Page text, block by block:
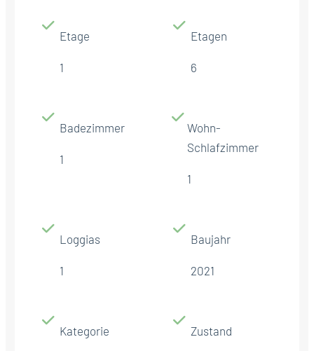
Etage
1
Etagen
6
Badezimmer
1
Wohn-
Schlafzimmer
1
Loggias
1
Baujahr
2021
Kategorie Zustand